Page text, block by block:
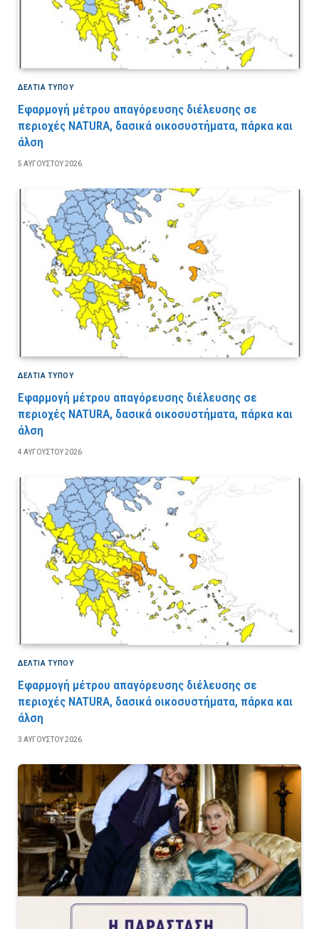
ΔΕΛΤΙΑ ΤΥΠΟΥ
Εφαρμογή μέτρου απαγόρευσης διέλευσης σε
περιοχές NATURA, δασικά οικοσυστήματα, πάρκα και
άλση
5 ΑΥΓΟΎΣΤΟΥ 2026
ΔΕΛΤΙΑ ΤΥΠΟΥ
Εφαρμογή μέτρου απαγόρευσης διέλευσης σε
περιοχές NATURA, δασικά οικοσυστήματα, πάρκα και
άλση
4 ΑΥΓΟΎΣΤΟΥ 2026
ΔΕΛΤΙΑ ΤΥΠΟΥ
Εφαρμογή μέτρου απαγόρευσης διέλευσης σε
περιοχές NATURA, δασικά οικοσυστήματα, πάρκα και
άλση
3 ΑΥΓΟΎΣΤΟΥ 2026